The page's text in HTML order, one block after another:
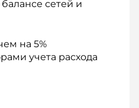
сетей и
на 5%
учета расхода